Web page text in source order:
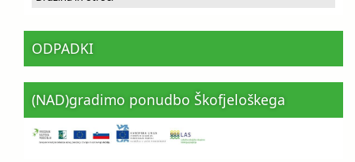
ODPADKI
(NAD)gradimo ponudbo Škofjeloškega